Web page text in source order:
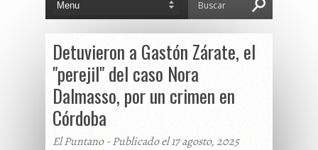
Detuvieron a Gastón Zárate, el
"perejil" del caso Nora
Dalmasso, por un crimen en
Córdoba
El Puntano - Publicado el 17 agosto, 2025